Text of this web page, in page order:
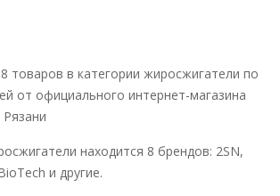
товаров в категории жиросжигатели по
от официального интернет-магазина
находится 8 брендов: 2SN,
и другие.